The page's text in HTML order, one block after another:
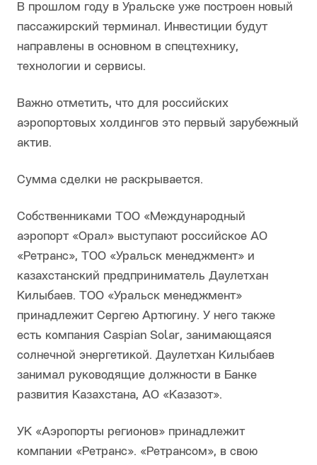
В прошлом году в Уральске уже построен новый
пассажирский терминал. Инвестиции будут
направлены в основном в спецтехнику,
технологии и сервисы.
Важно отметить, что для российских
аэропортовых холдингов это первый зарубежный
актив.
Сумма сделки не раскрывается.
Собственниками ТОО «Международный
аэропорт «Орал» выступают российское АО
«Ретранс», ТОО «Уральск менеджмент» и
казахстанский предприниматель Даулетхан
Килыбаев. ТОО «Уральск менеджмент»
принадлежит Сергею Артюгину. У него также
есть компания Caspian Solar, занимающаяся
солнечной энергетикой. Даулетхан Килыбаев
занимал руководящие должности в Банке
развития Казахстана, АО «Казазот».
УК «Аэропорты регионов» принадлежит
компании «Ретранс». «Ретрансом», в свою